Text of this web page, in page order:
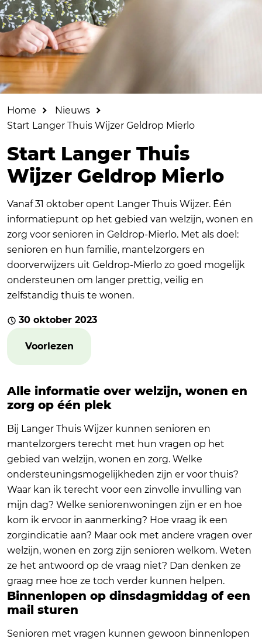
Home
Nieuws
Start Langer Thuis Wijzer Geldrop Mierlo
Start Langer Thuis
Wijzer Geldrop Mierlo
Vanaf 31 oktober opent Langer Thuis Wijzer. Één
informatiepunt op het gebied van welzijn, wonen en
zorg voor senioren in Geldrop-Mierlo. Met als doel:
senioren en hun familie, mantelzorgers en
doorverwijzers uit Geldrop-Mierlo zo goed mogelijk
ondersteunen om langer prettig, veilig en
zelfstandig thuis te wonen.
30 oktober 2023
Voorlezen
Alle informatie over welzijn, wonen en
zorg op één plek
Bij Langer Thuis Wijzer kunnen senioren en
mantelzorgers terecht met hun vragen op het
gebied van welzijn, wonen en zorg. Welke
ondersteuningsmogelijkheden zijn er voor thuis?
Waar kan ik terecht voor een zinvolle invulling van
mijn dag? Welke seniorenwoningen zijn er en hoe
kom ik ervoor in aanmerking? Hoe vraag ik een
zorgindicatie aan? Maar ook met andere vragen over
welzijn, wonen en zorg zijn senioren welkom. Weten
ze het antwoord op de vraag niet? Dan denken ze
graag mee hoe ze toch verder kunnen helpen.
Binnenlopen op dinsdagmiddag of een
mail sturen
Senioren met vragen kunnen gewoon binnenlopen